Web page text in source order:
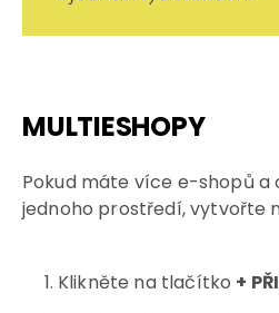
MULTIESHOPY
Pokud máte více e-shopů a
jednoho prostředí, vytvořte
Klikněte na tlačítko +